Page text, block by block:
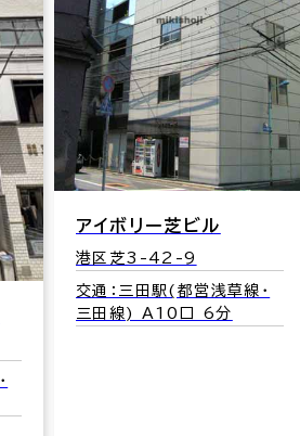
アイボリー芝ビル
港区芝3-42-9
交通：三田駅(都営浅草線･
三田線) A10口 6分